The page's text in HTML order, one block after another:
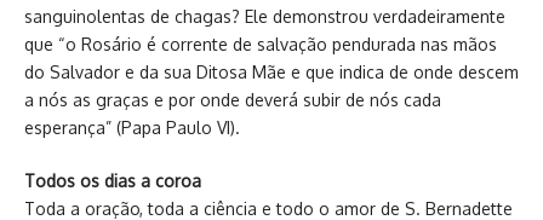
sanguinolentas de chagas? Ele demonstrou verdadeiramente
que “o Rosário é corrente de salvação pendurada nas mãos
do Salvador e da sua Ditosa Mãe e que indica de onde descem
a nós as graças e por onde deverá subir de nós cada
esperança” (Papa Paulo VI).
Todos os dias a coroa
Toda a oração, toda a ciência e todo o amor de S. Bernadette